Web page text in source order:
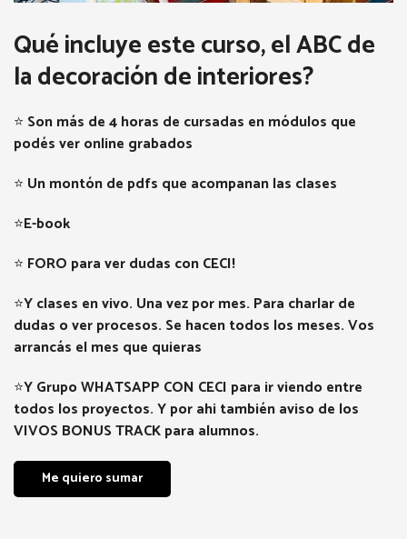
Qué incluye este curso, el ABC de
la decoración de interiores?
⭐ Son más de 4 horas de cursadas en módulos que
podés ver online grabados
⭐ Un montón de pdfs que acompanan las clases
⭐E-book
⭐ FORO para ver dudas con CECI!
⭐Y clases en vivo. Una vez por mes. Para charlar de
dudas o ver procesos. Se hacen todos los meses. Vos
arrancás el mes que quieras
⭐Y Grupo WHATSAPP CON CECI para ir viendo entre
todos los proyectos. Y por ahi también aviso de los
VIVOS BONUS TRACK para alumnos.
Me quiero sumar